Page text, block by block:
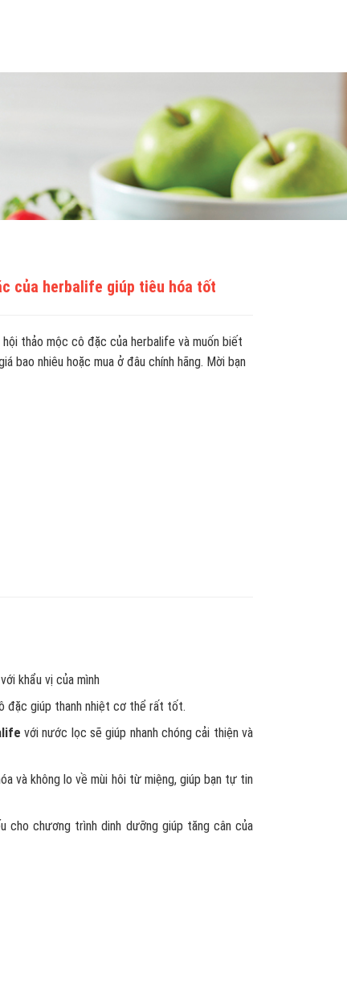
của herbalife giúp tiêu hóa tốt
thảo mộc cô đặc của herbalife và muốn biết
bao nhiêu hoặc mua ở đâu chính hãng. Mời bạn
khẩu vị của mình
đặc giúp thanh nhiệt cơ thể rất tốt.
với nước lọc sẽ giúp nhanh chóng cải thiện và
và không lo về mùi hôi từ miệng, giúp bạn tự tin
chương trình dinh dưỡng giúp tăng cân của